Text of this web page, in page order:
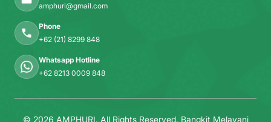
amphuri@gmail.com
Phone
+62 (21) 8299 848
Whatsapp Hotline
+62 8213 0009 848
© 2026 AMPHURI. All Rights Reserved. Bangkit Melayani